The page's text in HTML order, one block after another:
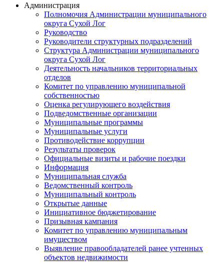
Администрация
Полномочия Администрации муниципального
округа Сухой Лог
Руководство
Руководители структурных подразделений
Структура Администрации муниципального
округа Сухой Лог
Деятельность начальников территориальных
отделов
Комитет по управлению муниципальной
собственностью
Оценка регулирующего воздействия
Подведомственные организации
Муниципальные программы
Муниципальные услуги
Противодействие коррупции
Результаты проверок
Официальные визиты и рабочие поездки
Информация
Муниципальная служба
Ведомственный контроль
Муниципальный контроль
Открытые данные
Инициативное бюджетирование
Призывная кампания
Комитет по управлению муниципальным
имуществом
Выявление правообладателей ранее учтенных
объектов недвижимости